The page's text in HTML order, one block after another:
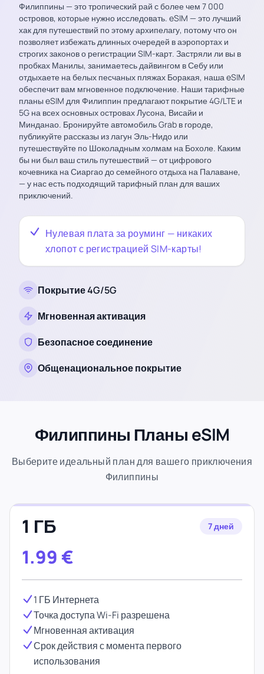
Филиппины — это тропический рай с более чем 7 000
островов, которые нужно исследовать. eSIM — это лучший
хак для путешествий по этому архипелагу, потому что он
позволяет избежать длинных очередей в аэропортах и
строгих законов о регистрации SIM-карт. Застряли ли вы в
пробках Манилы, занимаетесь дайвингом в Себу или
отдыхаете на белых песчаных пляжах Боракая, наша eSIM
обеспечит вам мгновенное подключение. Наши тарифные
планы eSIM для Филиппин предлагают покрытие 4G/LTE и
5G на всех основных островах Лусона, Висайи и
Минданао. Бронируйте автомобиль Grab в городе,
публикуйте рассказы из лагун Эль-Нидо или
путешествуйте по Шоколадным холмам на Бохоле. Каким
бы ни был ваш стиль путешествий — от цифрового
кочевника на Сиаргао до семейного отдыха на Палаване,
— у нас есть подходящий тарифный план для ваших
приключений.
Нулевая плата за роуминг — никаких
хлопот с регистрацией SIM-карты!
Покрытие 4G/5G
Мгновенная активация
Безопасное соединение
Общенациональное покрытие
Филиппины Планы eSIM
Выберите идеальный план для вашего приключения
Филиппины
1 ГБ 7 дней
1.99 €
1 ГБ Интернета
Точка доступа Wi-Fi разрешена
Мгновенная активация
Срок действия с момента первого
использования